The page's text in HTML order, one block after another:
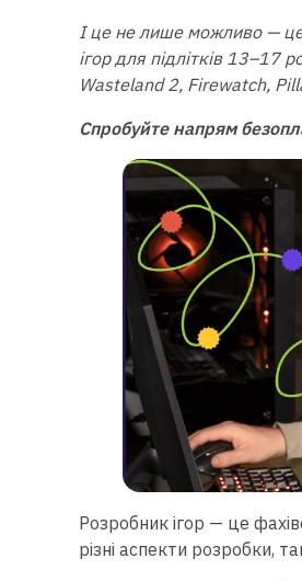
І це не лише можливо —
ігор для підлітків 13–17
Wasteland 2, Firewatch,
Спробуйте напрям
Розробник ігор — це
різні аспекти розробки,